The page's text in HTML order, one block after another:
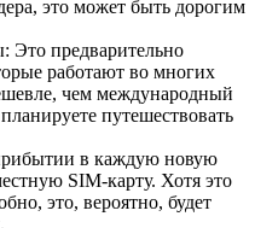
это может быть дорогим
предварительно
работают во многих
чем международный
путешествовать
в каждую новую
SIM-карту. Хотя это
это, вероятно, будет